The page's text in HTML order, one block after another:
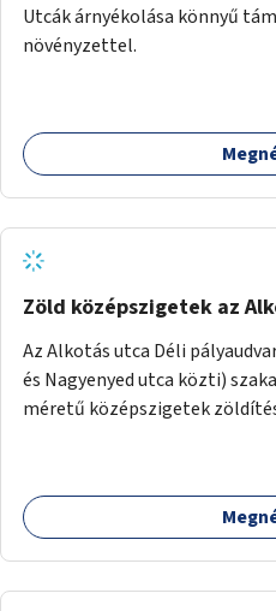
Utcák árnyékolása könnyű
növényzettel.
Zöld középszigetek az
Az Alkotás utca Déli
és Nagyenyed utca közti)
méretű középszigetek